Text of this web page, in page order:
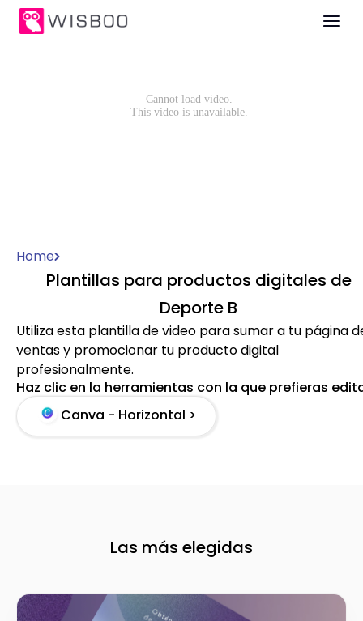
Home
Plantillas para productos digitales de
Deporte B
Utiliza esta plantilla de video para sumar a tu página
ventas y promocionar tu producto digital
profesionalmente.
Haz clic en la herramientas con la que prefieras
Canva - Horizontal >
Las más elegidas